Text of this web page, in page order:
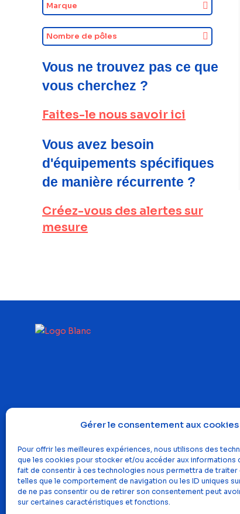
Gérer le consentement aux cookies
Pour offrir les meilleures expériences, nous utilisons des
que les cookies pour stocker et/ou accéder aux informations
fait de consentir à ces technologies nous permettra de traiter
telles que le comportement de navigation ou les ID uniques
de ne pas consentir ou de retirer son consentement peut
sur certaines caractéristiques et fonctions.
Marque
Nombre de pôles
Vous ne trouvez pas ce que
vous cherchez ?
Faites-le nous savoir ici
Vous avez besoin
d'équipements spécifiques
de manière récurrente ?
Créez-vous des alertes sur
mesure